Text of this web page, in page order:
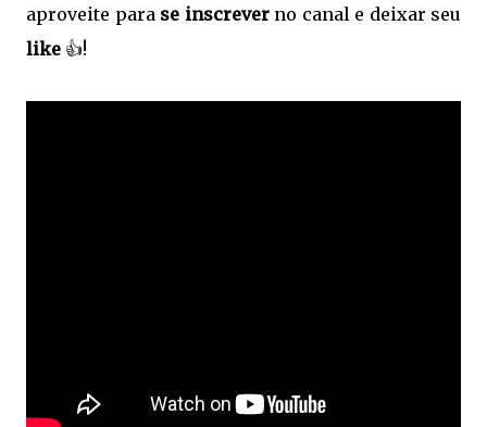
aproveite para se inscreverno canal e deixar seu
like 👍!